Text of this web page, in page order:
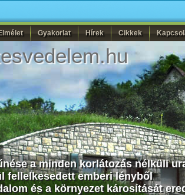
Gyakorlat Hírek Cikkek
a minden korlátozás nélküli
fellelkesedett emberi lényből
és a környezet károsítását